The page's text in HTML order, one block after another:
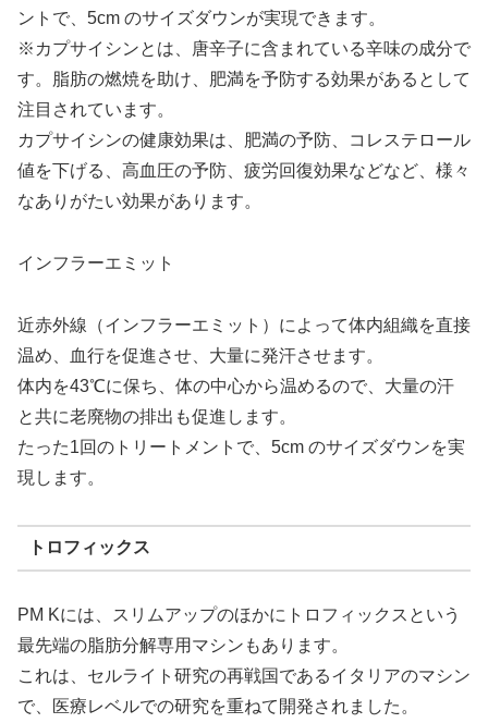
ントで、5cm のサイズダウンが実現できます。
※カプサイシンとは、唐辛子に含まれている辛味の成分で
す。脂肪の燃焼を助け、肥満を予防する効果があるとして
注目されています。
カプサイシンの健康効果は、肥満の予防、コレステロール
値を下げる、高血圧の予防、疲労回復効果などなど、様々
なありがたい効果があります。
インフラーエミット
近赤外線（インフラーエミット）によって体内組織を直接
温め、血行を促進させ、大量に発汗させます。
体内を43℃に保ち、体の中心から温めるので、大量の汗
と共に老廃物の排出も促進します。
たった1回のトリートメントで、5cm のサイズダウンを実
現します。
トロフィックス
PM Kには、スリムアップのほかにトロフィックスという
最先端の脂肪分解専用マシンもあります。
これは、セルライト研究の再戦国であるイタリアのマシン
で、医療レベルでの研究を重ねて開発されました。